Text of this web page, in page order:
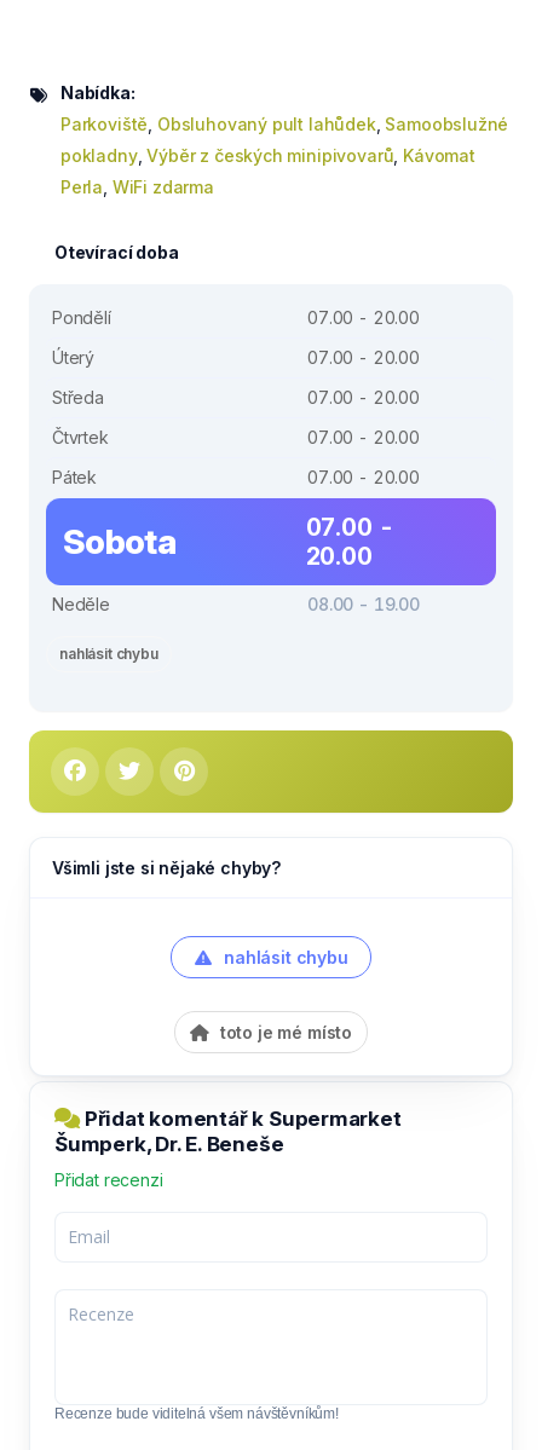
Nabídka:
Parkoviště Obsluhovaný pult lahůdek, Samoobslužné
pokladny,Výběr z českých minipivovarů Kávomat
Perla WiFi zdarma
Otevírací doba
Pondělí
07.00 - 20.00
Úterý
07.00 - 20.00
Středa
07.00 - 20.00
Čtvrtek
07.00 - 20.00
Pátek
07.00 - 20.00
Sobota
07.00 -
20.00
Neděle 08.00 - 19.00
nahlásit chybu
Všimli jste si nějaké chyby?
nahlásit chybu
toto je mé místo
Přidat komentář k Supermarket
Šumperk, Dr. E. Beneše
Přidat recenzi
Recenze bude viditelná všem návštěvníkům!